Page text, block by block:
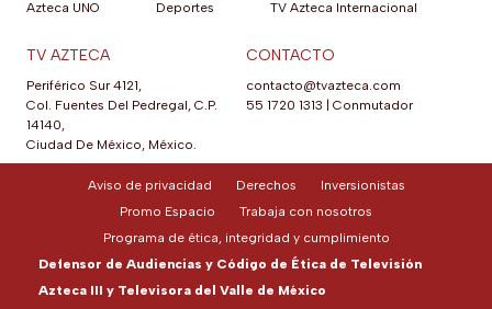
Azteca UNO
Deportes
TV Azteca Internacional
TV AZTECA
Periférico Sur 4121,
Col. Fuentes Del Pedregal, C.P.
14140,
Ciudad De México, México.
CONTACTO
contacto@tvazteca.com
55 1720 1313
Conmutador
Aviso de privacidad Derechos
Inversionistas
Promo Espacio
Trabaja con nosotros
Programa de ética, integridad y cumplimiento
Defensor de Audiencias y Código de Ética de Televisión
Azteca III y Televisora del Valle de México